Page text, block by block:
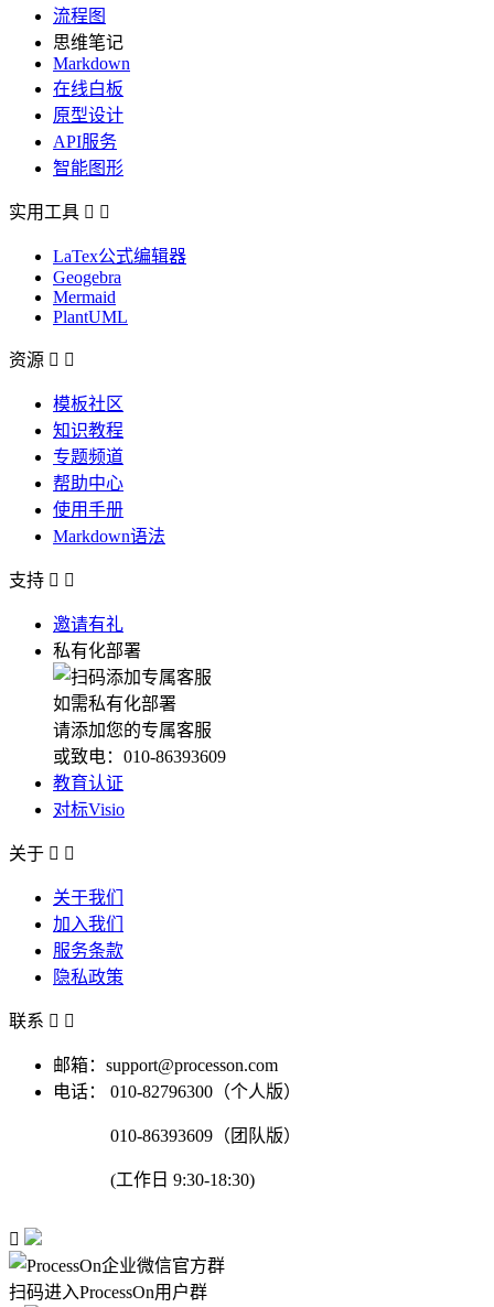
流程图
思维笔记
Markdown
在线白板
原型设计
API服务
智能图形
实用工具  
LaTex公式编辑器
Geogebra
Mermaid
PlantUML
资源  
模板社区
知识教程
专题频道
帮助中心
使用手册
Markdown语法
支持  
邀请有礼
私有化部署
如需私有化部署
请添加您的专属客服
或致电：010-86393609
教育认证
对标Visio
关于  
关于我们
加入我们
服务条款
隐私政策
联系  
邮箱：support@processon.com
电话：
010-82796300（个人版）
010-86393609（团队版）
(工作日 9:30-18:30)

扫码进入ProcessOn用户群